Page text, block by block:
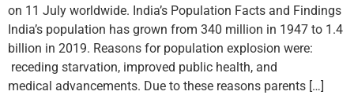
on 11 July worldwide. India’s Population Facts and Findings
India’s population has grown from 340 million in 1947 to 1.4
billion in 2019. Reasons for population explosion were:
receding starvation, improved public health, and
medical advancements. Due to these reasons parents […]